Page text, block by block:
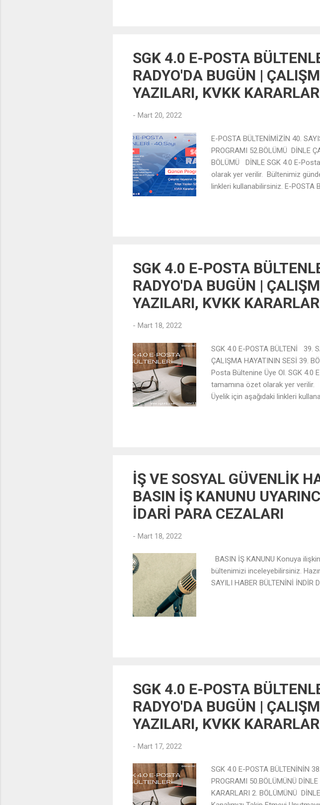
SGK 4.0 E-POSTA
RADYO'DA BUGÜN |
YAZILARI, KVKK
- Mart 20, 2022
E-POSTA BÜLTENİMİZİN 40.
PROGRAMI 52.BÖLÜMÜ DİNLE
BÖLÜMÜ DİNLE SGK 4.0 E-
olarak yer verilir. Bültenimiz
linkleri kullanabilirsiniz. E-POSTA
SGK 4.0 E-POSTA
RADYO'DA BUGÜN |
YAZILARI, KVKK
- Mart 18, 2022
SGK 4.0 E-POSTA BÜLTENİ 39.
ÇALIŞMA HAYATININ SESİ 39.
Posta Bültenine Üye Ol. SGK 4.0
tamamına özet olarak yer
Üyelik için aşağıdaki linkleri
İŞ VE SOSYAL GÜVENLİK
BASIN İŞ KANUNU
İDARİ PARA CEZALARI
- Mart 18, 2022
BASIN İŞ KANUNU Konuya
bültenimizi inceleyebilirsiniz.
SAYILI HABER BÜLTENİNİ İNDİR
SGK 4.0 E-POSTA
RADYO'DA BUGÜN |
YAZILARI, KVKK
- Mart 17, 2022
SGK 4.0 E-POSTA BÜLTENİNİN
PROGRAMI 50.BÖLÜMÜNÜ
KARARLARI 2. BÖLÜMÜNÜ